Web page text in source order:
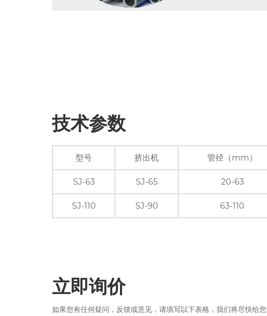
技术参数
型号 挤出机 管径（mm）
SJ-63 SJ-65 20-63
SJ-110 SJ-90 63-110
立即询价
如果您有任何疑问，反馈或意见，请填写以下表格，我们将尽快给您